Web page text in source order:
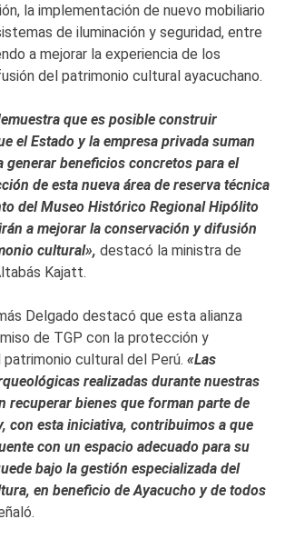
la implementación de nuevo mobiliario
de iluminación y seguridad, entre
a mejorar la experiencia de los
del patrimonio cultural ayacuchano.
que es posible construir
el Estado y la empresa privada suman
generar beneficios concretos para el
de esta nueva área de reserva técnica
del Museo Histórico Regional Hipólito
a mejorar la conservación y difusión
cultural», destacó la ministra de
Kajatt.
Delgado destacó que esta alianza
de TGP con la protección y
cultural del Perú. «Las
realizadas durante nuestras
recuperar bienes que forman parte de
con esta iniciativa, contribuimos a que
con un espacio adecuado para su
bajo la gestión especializada del
en beneficio de Ayacucho y de todos